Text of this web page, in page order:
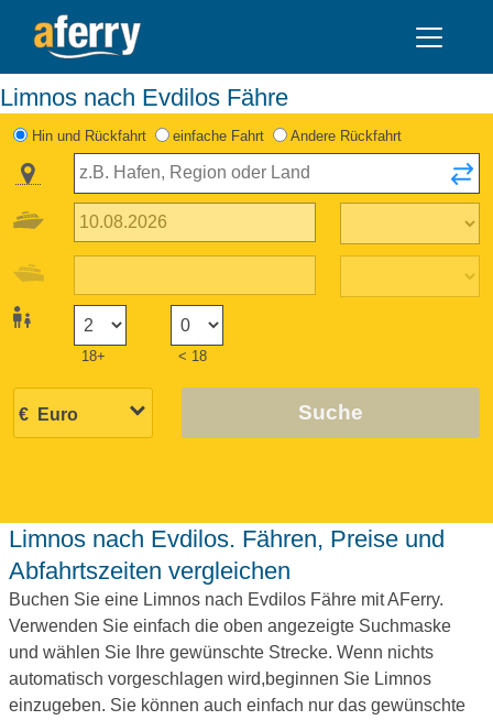
Limnos nach Evdilos Fähre
Hin und Rückfahrt einfache Fahrt Andere Rückfahrt
18+ < 18
Suche
Limnos nach Evdilos. Fähren, Preise und
Abfahrtszeiten vergleichen
Buchen Sie eine Limnos nach Evdilos Fähre mit AFerry.
Verwenden Sie einfach die oben angezeigte Suchmaske
und wählen Sie Ihre gewünschte Strecke. Wenn nichts
automatisch vorgeschlagen wird,beginnen Sie Limnos
einzugeben. Sie können auch einfach nur das gewünschte